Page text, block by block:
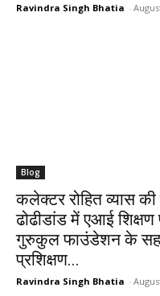
Ravindra Singh Bhatia -
Blog
कलेक्टर रोहित व्यास
ढोढीडांड में एआई
गुरुकुल फाउंडेशन के
प्रशिक्षण...
Ravindra Singh Bhatia -